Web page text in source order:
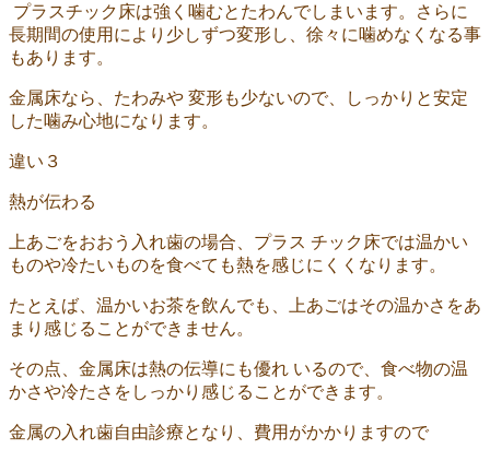
プラスチック床は強く噛むとたわんでしまいます。さらに
長期間の使用により少しずつ変形し、徐々に噛めなくなる事
もあります。
金属床なら、たわみや 変形も少ないので、しっかりと安定
した噛み心地になります。
違い３
熱が伝わる
上あごをおおう入れ歯の場合、プラス チック床では温かい
ものや冷たいものを食べても熱を感じにくくなります。
たとえば、温かいお茶を飲んでも、上あごはその温かさをあ
まり感じることができません。
その点、金属床は熱の伝導にも優れ いるので、食べ物の温
かさや冷たさをしっかり感じることができます。
金属の入れ歯自由診療となり、費用がかかりますので